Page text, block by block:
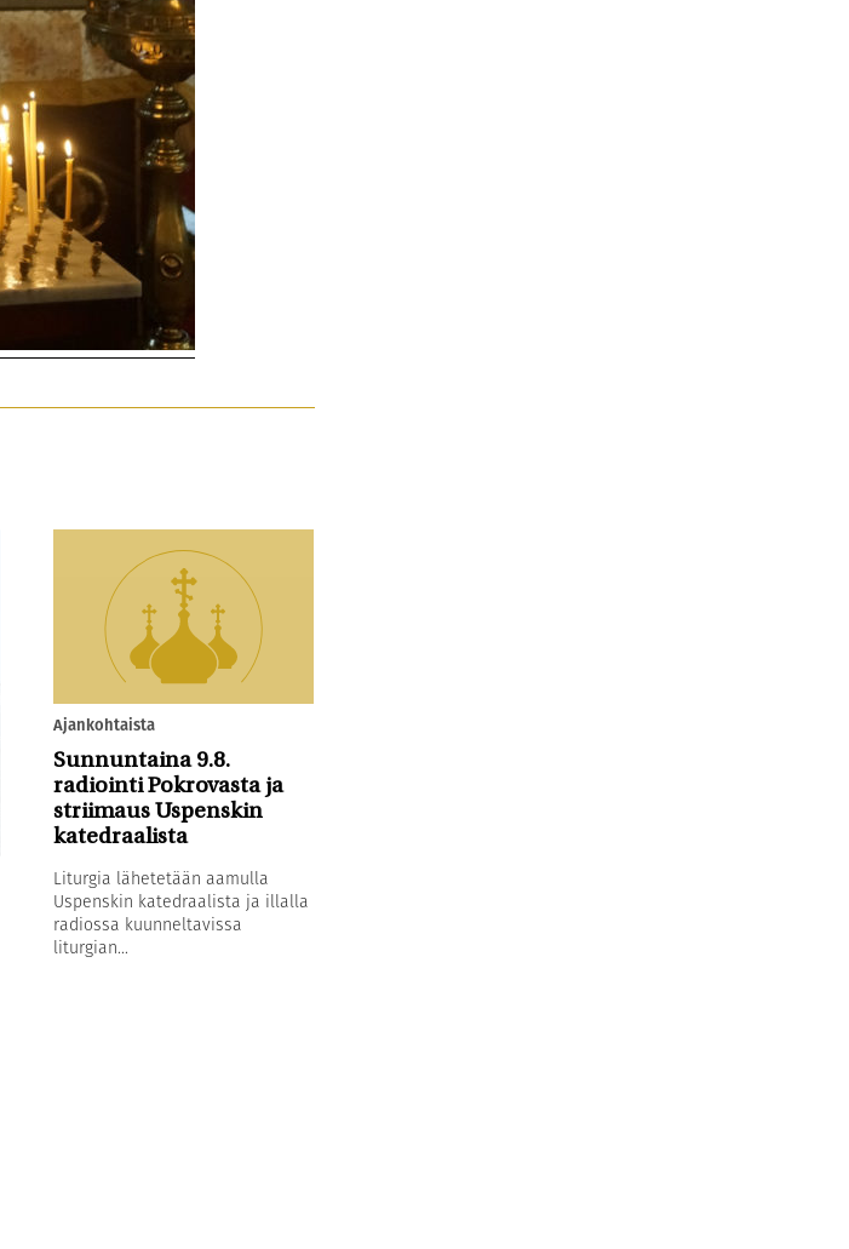
Ajankohtaista
Sunnuntaina 9.8.
radiointi Pokrovasta ja
striimaus Uspenskin
katedraalista
Liturgia lähetetään aamulla
Uspenskin katedraalista ja illalla
radiossa kuunneltavissa
liturgian...